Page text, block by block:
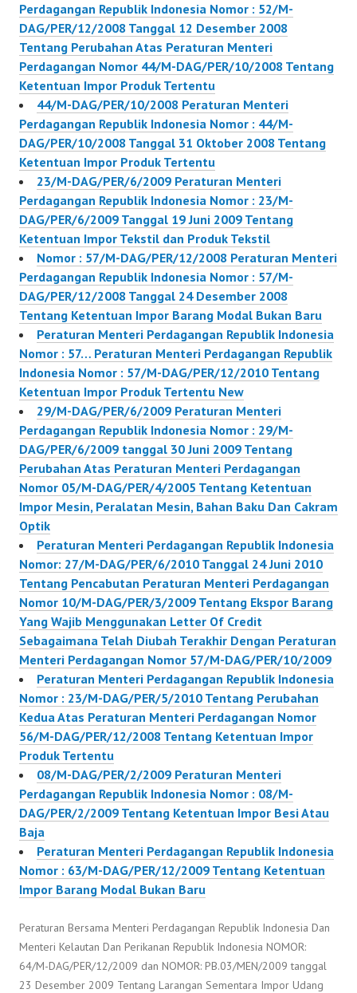
Perdagangan Republik Indonesia Nomor : 52/M-
DAG/PER/12/2008 Tanggal 12 Desember 2008
Tentang Perubahan Atas Peraturan Menteri
Perdagangan Nomor 44/M-DAG/PER/10/2008 Tentang
Ketentuan Impor Produk Tertentu
44/M-DAG/PER/10/2008 Peraturan Menteri
Perdagangan Republik Indonesia Nomor : 44/M-
DAG/PER/10/2008 Tanggal 31 Oktober 2008 Tentang
Ketentuan Impor Produk Tertentu
23/M-DAG/PER/6/2009 Peraturan Menteri
Perdagangan Republik Indonesia Nomor : 23/M-
DAG/PER/6/2009 Tanggal 19 Juni 2009 Tentang
Ketentuan Impor Tekstil dan Produk Tekstil
Nomor : 57/M-DAG/PER/12/2008 Peraturan Menteri
Perdagangan Republik Indonesia Nomor : 57/M-
DAG/PER/12/2008 Tanggal 24 Desember 2008
Tentang Ketentuan Impor Barang Modal Bukan Baru
Peraturan Menteri Perdagangan Republik Indonesia
Nomor : 57… Peraturan Menteri Perdagangan Republik
Indonesia Nomor : 57/M-DAG/PER/12/2010 Tentang
Ketentuan Impor Produk Tertentu New
29/M-DAG/PER/6/2009 Peraturan Menteri
Perdagangan Republik Indonesia Nomor : 29/M-
DAG/PER/6/2009 tanggal 30 Juni 2009 Tentang
Perubahan Atas Peraturan Menteri Perdagangan
Nomor 05/M-DAG/PER/4/2005 Tentang Ketentuan
Impor Mesin, Peralatan Mesin, Bahan Baku Dan Cakram
Optik
Peraturan Menteri Perdagangan Republik Indonesia
Nomor: 27/M-DAG/PER/6/2010 Tanggal 24 Juni 2010
Tentang Pencabutan Peraturan Menteri Perdagangan
Nomor 10/M-DAG/PER/3/2009 Tentang Ekspor Barang
Yang Wajib Menggunakan Letter Of Credit
Sebagaimana Telah Diubah Terakhir Dengan Peraturan
Menteri Perdagangan Nomor 57/M-DAG/PER/10/2009
Peraturan Menteri Perdagangan Republik Indonesia
Nomor : 23/M-DAG/PER/5/2010 Tentang Perubahan
Kedua Atas Peraturan Menteri Perdagangan Nomor
56/M-DAG/PER/12/2008 Tentang Ketentuan Impor
Produk Tertentu
08/M-DAG/PER/2/2009 Peraturan Menteri
Perdagangan Republik Indonesia Nomor : 08/M-
DAG/PER/2/2009 Tentang Ketentuan Impor Besi Atau
Baja
Peraturan Menteri Perdagangan Republik Indonesia
Nomor : 63/M-DAG/PER/12/2009 Tentang Ketentuan
Impor Barang Modal Bukan Baru
Peraturan Bersama Menteri Perdagangan Republik Indonesia Dan
Menteri Kelautan Dan Perikanan Republik Indonesia NOMOR:
64/M-DAG/PER/12/2009 dan NOMOR: PB.03/MEN/2009 tanggal
23 Desember 2009 Tentang Larangan Sementara Impor Udang